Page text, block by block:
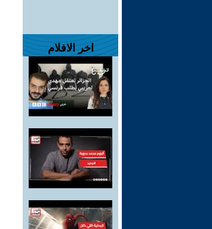
اخر الافلام